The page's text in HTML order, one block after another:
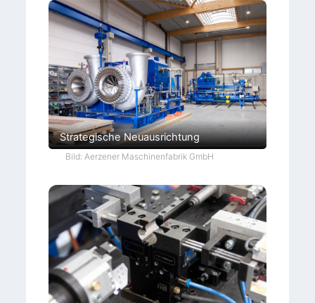
Strategische Neuausrichtung
Bild: Aerzener Maschinenfabrik GmbH